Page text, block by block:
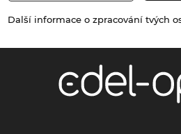
Další informace o zpracování tvých